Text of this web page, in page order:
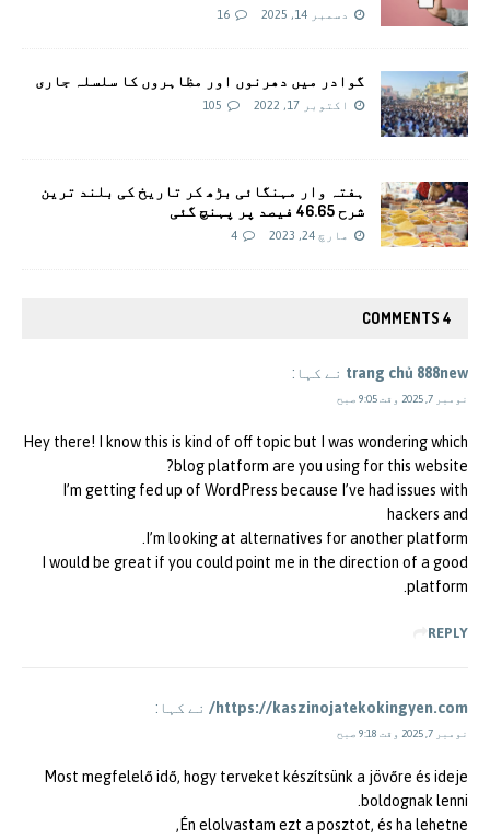
دسمبر 14, 2025 16
گوادر میں دھرنوں اور مظاہروں کا سلسلہ جاری
اکتوبر 17, 2022 105
ہفتہ وار مہنگائی بڑھ کر تاریخ کی بلند ترین
شرح 46.65 فیصد پر پہنچ گئی
مارچ 24, 2023 4
4 COMMENTS
trang chủ 888new نے کہا:
نومبر 7, 2025 وقت 9:05 صبح
Hey there! I know this is kind of off topic but I was wondering which
blog platform are you using for this website?
I’m getting fed up of WordPress because I’ve had issues with
hackers and
I’m looking at alternatives for another platform.
I would be great if you could point me in the direction of a good
platform.
REPLY
https://kaszinojatekokingyen.com/ نے کہا:
نومبر 7, 2025 وقت 9:18 صبح
Most megfelelő idő, hogy terveket készítsünk a jövőre és ideje
boldognak lenni.
Én elolvastam ezt a posztot, és ha lehetne,